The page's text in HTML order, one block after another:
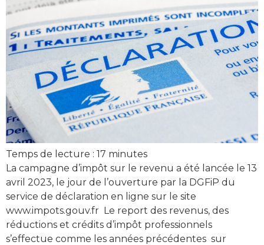
Temps de lecture : 17 minutes
La campagne d’impôt sur le revenu a été lancée le 13
avril 2023, le jour de l’ouverture par la DGFiP du
service de déclaration en ligne sur le site
www.impots.gouv.fr Le report des revenus, des
réductions et crédits d’impôt professionnels
s’effectue comme les années précédentes sur